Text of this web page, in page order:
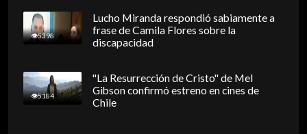
5398
Lucho Miranda respondió sabiamente a
frase de Camila Flores sobre la
discapacidad
5184
"La Resurrección de Cristo" de Mel
Gibson confirmó estreno en cines de
Chile